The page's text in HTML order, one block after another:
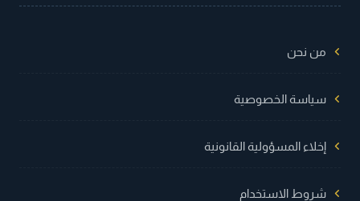
من نحن
سياسة الخصوصية
إخلاء المسؤولية القانونية
شروط الاستخدام